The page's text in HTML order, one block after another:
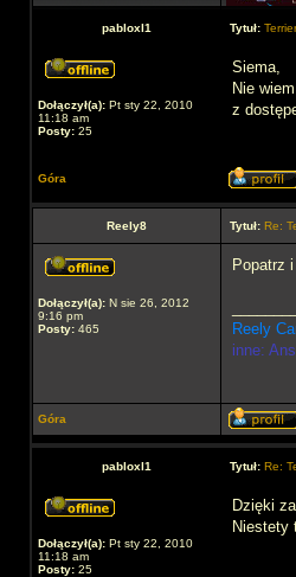
pabloxl1 Tytuł:
Dołączył(a): Pt sty 22, 2010
11:18 am
Posty: 25
Siema,
Nie
z
Góra
Reely8 Tytuł: Re:
Dołączył(a): N sie 26, 2012
9:16 pm
Posty: 465
Popatrz
Reely
inne:
Góra
pabloxl1 Tytuł: Re:
Dołączył(a): Pt sty 22, 2010
11:18 am
Posty: 25
Dzięki
Niestety